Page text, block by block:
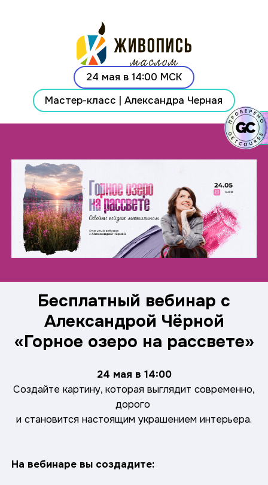
24 мая в 14:00 МСК
Мастер-класс | Александра Черная
Бесплатный вебинар с
Александрой Чёрной
«Горное озеро на рассвете»
24 мая в 14:00
Создайте картину, которая выглядит современно,
дорого
и становится настоящим украшением интерьера.
На вебинаре вы создадите: